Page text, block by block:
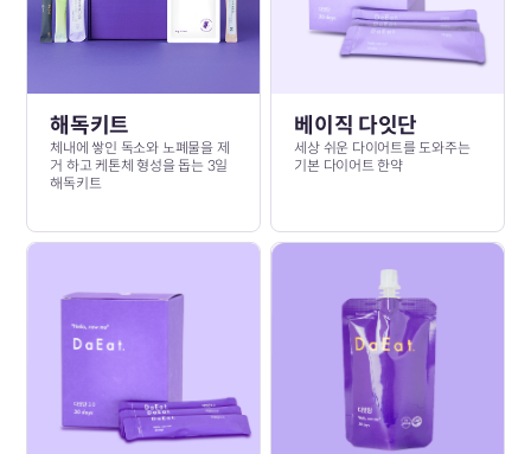
해독키트
체내에 쌓인 독소와 노폐물을 제
거 하고 케톤체 형성을 돕는 3일
해독키트
베이직 다잇단
세상 쉬운 다이어트를 도와주는
기본 다이어트 한약